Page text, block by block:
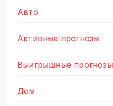
Авто
Активные прогнозы
Выигрышные прогнозы
Дом